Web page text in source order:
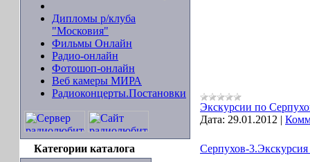
Дипломы р/клуба
"Московия"
Фильмы Онлайн
Радио-онлайн
Фотошоп-онлайн
Веб камеры МИРА
Радиоконцерты.Постановки
Категории каталога
Экскурсии по
Дата: 29.01.2012 |
Серпухов-